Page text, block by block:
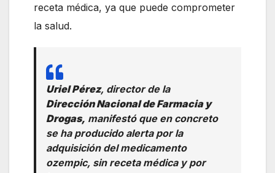
receta médica, ya que puede comprometer
la salud.
Uriel Pérez, director de la
Dirección Nacional de Farmacia y
Drogas, manifestó que en concreto
se ha producido alerta por la
adquisición del medicamento
ozempic, sin receta médica y por